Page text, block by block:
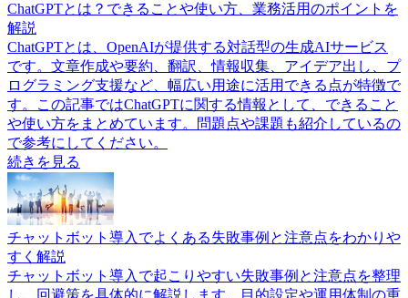
ChatGPTとは？できることや使い方、業務活用のポイントを
解説
ChatGPTとは、OpenAIが提供する対話型の生成AIサービス
です。文章作成や要約、翻訳、情報収集、アイデア出し、プ
ログラミング支援など、幅広い用途に活用できる点が特徴で
す。この記事ではChatGPTに関する情報として、できること
や使い方をまとめています。問題点や課題も紹介しているの
で参考にしてください。
続きを見る
チャットボット導入でよくある失敗事例と注意点をわかりや
すく解説
チャットボット導入で起こりやすい失敗事例と注意点を整理